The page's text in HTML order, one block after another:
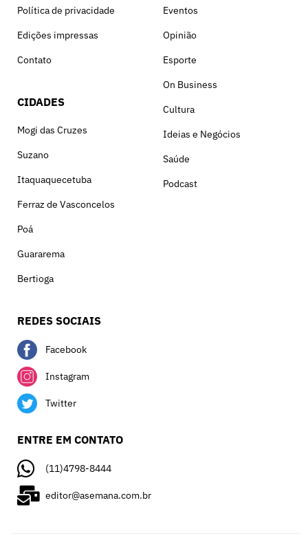
Política de privacidade
Edições impressas
Contato
CIDADES
Mogi das Cruzes
Suzano
Itaquaquecetuba
Ferraz de Vasconcelos
Poá
Guararema
Bertioga
Eventos
Opinião
Esporte
On Business
Cultura
Ideias e Negócios
Saúde
Podcast
REDES SOCIAIS
Facebook
Instagram
Twitter
ENTRE EM CONTATO
(11)4798-8444
editor@asemana.com.br